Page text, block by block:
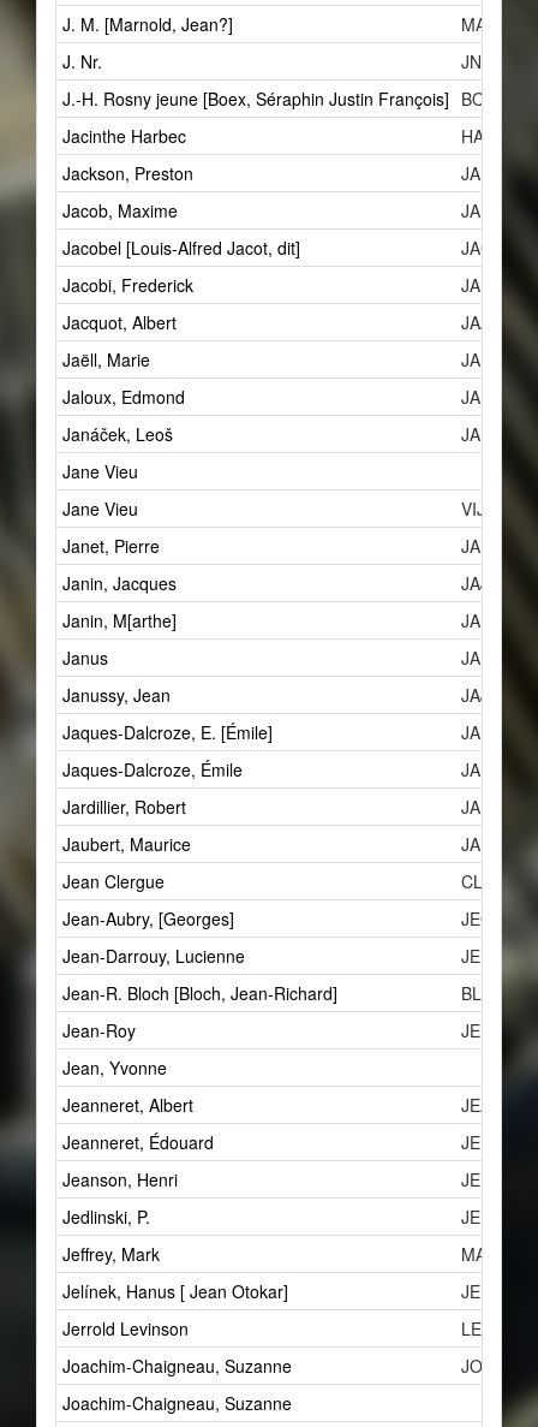
J. M. [Marnold, Jean?]
MAJ
J. Nr.
JNR
J.-H. Rosny jeune [Boex, Séraphin Justin François] BOSc
Jacinthe Harbec
HAJ
Jackson, Preston
JAP
Jacob, Maxime
JAMa
Jacobel [Louis-Alfred Jacot, dit]
JAC
Jacobi, Frederick
JAF
Jacquot, Albert
JAA
Jaëll, Marie
JAM
Jaloux, Edmond
JAEa
Janáček, Leoš
JAL
Jane Vieu
Jane Vieu
VIJ
Janet, Pierre
JAPa
Janin, Jacques
JAJ
Janin, M[arthe]
JAMc
Janus
JAN
Janussy, Jean
JAJa
Jaques-Dalcroze, E. [Émile]
JAE
Jaques-Dalcroze, Émile
JAE
Jardillier, Robert
JAR
Jaubert, Maurice
JAMb
Jean Clergue
CLJ
Jean-Aubry, [Georges]
JEG
Jean-Darrouy, Lucienne
JEL
Jean-R. Bloch [Bloch, Jean-Richard]
BLJ
Jean-Roy
JER
Jean, Yvonne
Jeanneret, Albert
JEA
Jeanneret, Édouard
JEE
Jeanson, Henri
JEHb
Jedlinski, P.
JEP
Jeffrey, Mark
MAJb
Jelínek, Hanus [ Jean Otokar]
JEH
Jerrold Levinson
LEJ
Joachim-Chaigneau, Suzanne
JOSc
Joachim-Chaigneau, Suzanne